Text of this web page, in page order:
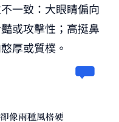
一致：大眼睛偏向
或攻擊性；高挺鼻
厚或質樸。